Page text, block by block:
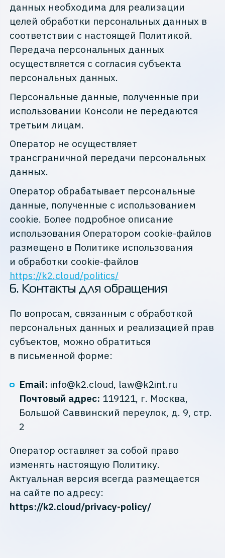
данных необходима для реализации
целей обработки персональных данных в
соответствии с настоящей Политикой.
Передача персональных данных
осуществляется с согласия субъекта
персональных данных.
Персональные данные, полученные при
использовании Консоли не передаются
третьим лицам.
Оператор не осуществляет
трансграничной передачи персональных
данных.
Оператор обрабатывает персональные
данные, полученные с использованием
cookie. Более подробное описание
использования Оператором cookie-файлов
размещено в Политике использования
и обработки cookie-файлов
https://k2.cloud/politics/
6. Контакты для обращения
По вопросам, связанным с обработкой
персональных данных и реализацией прав
субъектов, можно обратиться
в письменной форме:
Email: info@k2.cloud, law@k2int.ru
Почтовый адрес: 119121, г. Москва,
Большой Саввинский переулок, д. 9, стр.
2
Оператор оставляет за собой право
изменять настоящую Политику.
Актуальная версия всегда размещается
на сайте по адресу:
https://k2.cloud/privacy-policy/